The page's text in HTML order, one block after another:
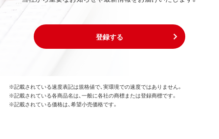
登録する
※記載されている速度表記は規格値で、実環境での速度ではありません。
※記載されている各商品名は、一般に各社の商標または登録商標です。
※記載されている価格は、希望小売価格です。